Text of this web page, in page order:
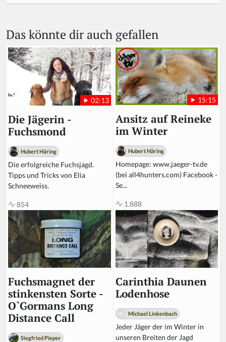
h
u
m
a
n
r
t
hi
s
fi
el
d
Das könnte dir auch gefallen
02:13
Die Jägerin -
Fuchsmond
Hubert Häring
Die erfolgreiche Fuchsjagd.
Tipps und Tricks von Elia
Schneeweiss.
854
15:15
Ansitz auf Reineke
im Winter
Hubert Häring
Homepage: www.jaeger-tv.de
(bei all4hunters.com) Facebook -
Se...
1.888
Fuchsmagnet der
stinkensten Sorte -
O`Gormans Long
Distance Call
Siegfried Pieper
Carinthia Daunen
Lodenhose
Michael Linkenbach
Jeder Jäger der im Winter in
unseren Breiten der Jagd